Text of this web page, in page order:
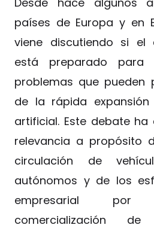
países de Europa y en
viene discutiendo si el
está preparado para
problemas que pueden
de la rápida
artificial. Este debate ha
relevancia a propósito
circulación de
autónomos y de los
empresarial
comercialización